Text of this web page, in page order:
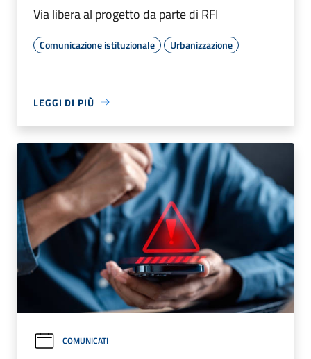
Via libera al progetto da parte di RFI
Comunicazione istituzionale Urbanizzazione
LEGGI DI PIÙ
COMUNICATI